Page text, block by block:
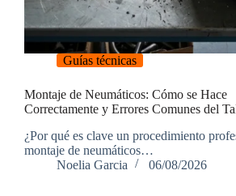
Guías técnicas
Montaje de Neumáticos: Cómo se Hace
Correctamente y Errores Comunes del
¿Por qué es clave un procedimiento
montaje de neumáticos…
Noelia Garcia
06/08/2026